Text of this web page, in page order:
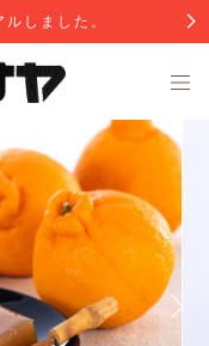
しました。